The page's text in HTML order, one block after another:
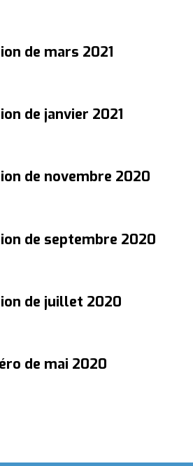
de mars 2021
de janvier 2021
de novembre 2020
de septembre 2020
de juillet 2020
de mai 2020